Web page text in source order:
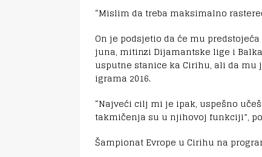
“Mislim da treba maksimalno
On je podsjetio da će mu
juna, mitinzi Dijamantske lige i
usputne stanice ka Cirihu, ali da
igrama 2016.
“Najveći cilj mi je ipak, uspešno
takmičenja su u njihovoj funkciji”,
Šampionat Evrope u Cirihu na